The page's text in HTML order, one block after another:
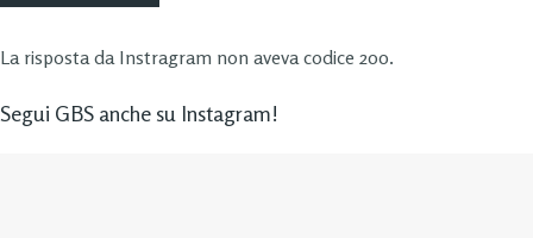
La risposta da Instragram non aveva codice 200.
Segui GBS anche su Instagram!